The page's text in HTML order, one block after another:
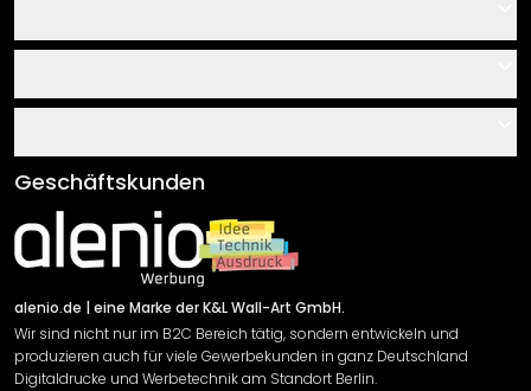
Über uns
Klebe- und Montageanleitungen
Newsletter An-/Abmeldung
Sendungsverfolgung
AGB
Impressum
Versand & Zahlung
Rücksendung
Widerrufsrecht
Datenschutzerklärung
Geschäftskunden
alenio.de | eine Marke der K&L Wall-Art GmbH.
Wir sind nicht nur im B2C Bereich tätig, sondern entwickeln und
produzieren auch für viele Gewerbekunden in ganz Deutschland
Digitaldrucke und Werbetechnik am Standort Berlin.